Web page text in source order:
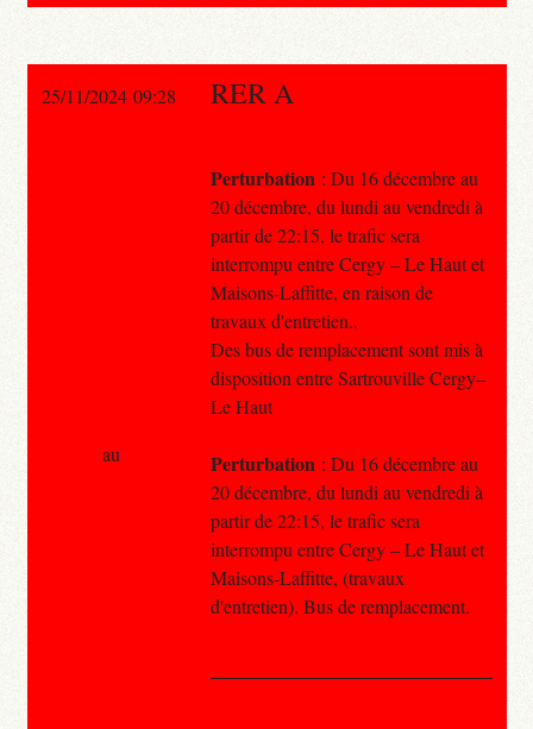
25/11/2024 09:28 RER A
Perturbation : Du 16 décembre au
20 décembre, du lundi au vendredi à
partir de 22:15, le trafic sera
interrompu entre Cergy – Le Haut et
Maisons-Laffitte, en raison de
travaux d'entretien..
Des bus de remplacement sont mis à
disposition entre Sartrouville Cergy–
Le Haut
Perturbation : Du 16 décembre au
20 décembre, du lundi au vendredi à
partir de 22:15, le trafic sera
interrompu entre Cergy – Le Haut et
Maisons-Laffitte, (travaux
d'entretien). Bus de remplacement.
au